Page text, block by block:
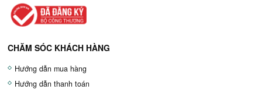
CHĂM SÓC KHÁCH HÀNG
Hướng dẫn mua hàng
Hướng dẫn thanh toán